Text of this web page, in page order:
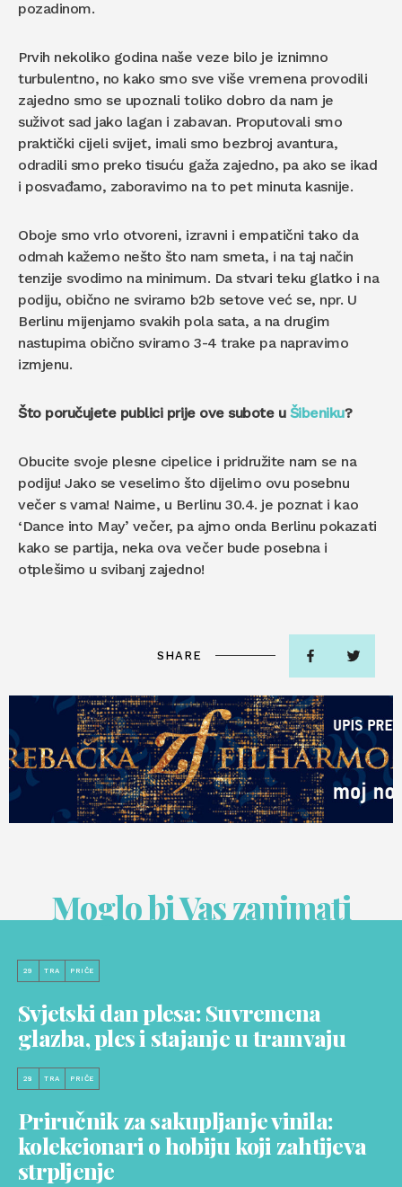
pozadinom.
Prvih nekoliko godina naše veze bilo je iznimno
turbulentno, no kako smo sve više vremena provodili
zajedno smo se upoznali toliko dobro da nam je
suživot sad jako lagan i zabavan. Proputovali smo
praktički cijeli svijet, imali smo bezbroj avantura,
odradili smo preko tisuću gaža zajedno, pa ako se ikad
i posvađamo, zaboravimo na to pet minuta kasnije.
Oboje smo vrlo otvoreni, izravni i empatični tako da
odmah kažemo nešto što nam smeta, i na taj način
tenzije svodimo na minimum. Da stvari teku glatko i na
podiju, obično ne sviramo b2b setove već se, npr. U
Berlinu mijenjamo svakih pola sata, a na drugim
nastupima obično sviramo 3-4 trake pa napravimo
izmjenu.
Što poručujete publici prije ove subote u Šibeniku?
Obucite svoje plesne cipelice i pridružite nam se na
podiju! Jako se veselimo što dijelimo ovu posebnu
večer s vama! Naime, u Berlinu 30.4. je poznat i kao
‘Dance into May’ večer, pa ajmo onda Berlinu pokazati
kako se partija, neka ova večer bude posebna i
otplešimo u svibanj zajedno!
SHARE
Moglo bi Vas zanimati
29 TRA PRIČE
Svjetski dan plesa: Suvremena
glazba, ples i stajanje u tramvaju
28 TRA PRIČE
Priručnik za sakupljanje vinila:
kolekcionari o hobiju koji zahtijeva
strpljenje